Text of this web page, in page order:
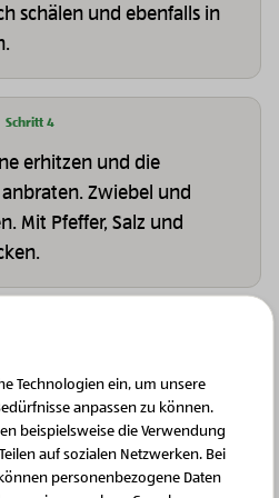
schälen und ebenfalls in
Schritt 4
erhitzen und die
Zwiebel und
Mit Pfeffer, Salz und
ablöschen und die
Schritt 6
Technologien ein, um unsere
anpassen zu können.
beispielsweise die Verwendung
auf sozialen Netzwerken. Bei
personenbezogene Daten